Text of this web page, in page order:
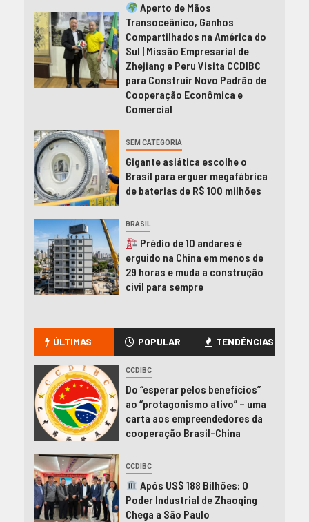
Aperto de Mãos
Transoceânico, Ganhos
Compartilhados na América do
Sul | Missão Empresarial de
Zhejiang e Peru Visita CCDIBC
para Construir Novo Padrão de
Cooperação Econômica e
Comercial
SEM CATEGORIA
Gigante asiática escolhe o
Brasil para erguer megafábrica
de baterias de R$ 100 milhões
BRASIL
Prédio de 10 andares é
erguido na China em menos de
29 horas e muda a construção
civil para sempre
ÚLTIMAS POPULAR TENDÊNCIAS
CCDIBC
Do “esperar pelos benefícios”
ao “protagonismo ativo” – uma
carta aos empreendedores da
cooperação Brasil-China
CCDIBC
Após US$ 188 Bilhões: O
Poder Industrial de Zhaoqing
Chega a São Paulo